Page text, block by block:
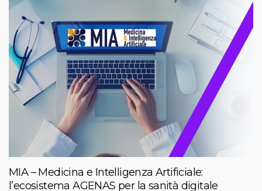
MIA – Medicina e Intelligenza Artificiale:
l’ecosistema AGENAS per la sanità digitale